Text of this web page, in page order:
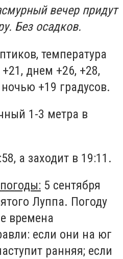
вечер придут
Без осадков.
температура
днем +26, +28,
+19 градусов.
1-3 метра в
а заходит в 19:11.
5 сентября
Луппа. Погоду
времена
если они на юг
ранняя; если